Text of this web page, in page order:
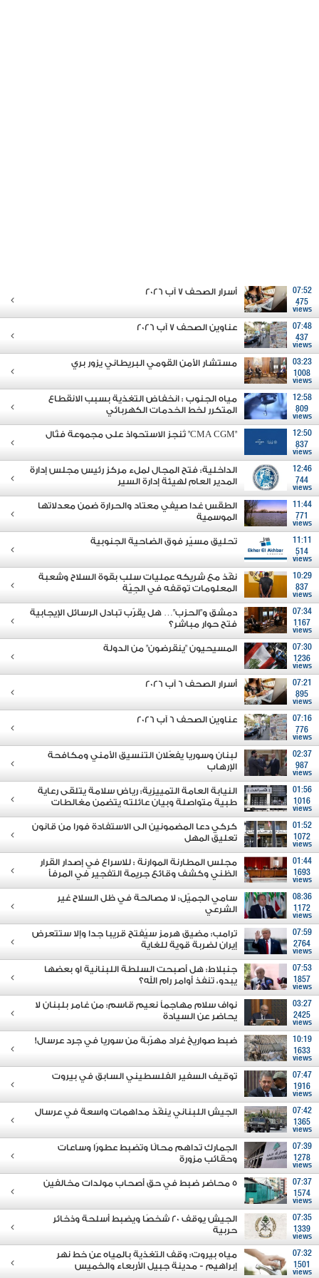
07:52
475
views
أسرار الصحف 7 آب 2026
07:48
437
views
عناوين الصحف 7 آب 2026
03:23
1008
views
مستشار الأمن القومي البريطاني يزور بري
12:58
809
views
مياه الجنوب : انخفاض التغذية بسبب الانقطاع
المتكرر لخط الخدمات الكهربائي
12:50
837
views
"CMA CGM" تُنجز الاستحواذ على مجموعة فتّال
12:46
744
views
الداخلية: فتح المجال لملء مركز رئيس مجلس إدارة
المدير العام لهيئة إدارة السير
11:44
771
views
الطقس غدا صيفي معتاد والحرارة ضمن معدلاتها
الموسمية
11:11
514
views
تحليق مسيّر فوق الضاحية الجنوبية
10:29
837
views
نفّذ مع شريكه عمليات سلب بقوة السلاح وشعبة
المعلومات توقفه في الجِيّة
07:34
1167
views
دمشق و"الحزب"… هل يقرّب تبادل الرسائل الإيجابية
فتح حوار مباشر؟
07:30
1236
views
المسيحيون "ينقرضون" من الدولة
07:21
895
views
أسرار الصحف 6 آب 2026
07:16
776
views
عناوين الصحف 6 آب 2026
02:37
987
views
لبنان وسوريا يفعّلان التنسيق الأمني ومكافحة
الإرهاب
01:56
1016
views
النيابة العامة التمييزية: رياض سلامة يتلقى رعاية
طبية متواصلة وبيان عائلته يتضمن مغالطات
01:52
1072
views
كركي دعا المضمونين الى الاستفادة فورا من قانون
تعليق المهل
01:44
1693
views
مجلس المطارنة الموارنة : للاسراع في إصدار القرار
الظني وكشف وقائع جريمة التفجير في المرفأ
08:36
1172
views
سامي الجميّل: لا مصالحة في ظل السلاح غير
الشرعي
07:59
2764
views
ترامب: مضيق هرمز سيُفتح قريبا جدا وإلا ستتعرض
إيران لضربة قوية للغاية
07:53
1857
views
جنبلاط: هل أصبحت السلطة اللبنانية او بعضها
يبدو، تنفذ أوامر رام الله؟
03:27
2425
views
نواف سلام مهاجماً نعيم قاسم: من غامر بلبنان لا
يحاضر عن السيادة
10:19
1633
views
ضبط صواريخ غراد مهرّبة من سوريا في جرد عرسال!
07:47
1916
views
توقيف السفير الفلسطيني السابق في بيروت
07:42
1365
views
الجيش اللبناني ينفّذ مداهمات واسعة في عرسال
07:39
1278
views
الجمارك تداهم محالًا وتضبط عطورًا وساعات
وحقائب مزورة
07:37
1574
views
5 محاضر ضبط في حق أصحاب مولدات مخالفين
07:35
1339
views
الجيش يوقف 20 شخصًا ويضبط أسلحة وذخائر
حربية
07:32
1501
views
مياه بيروت: وقف التغذية بالمياه عن خط نهر
إبراهيم - مدينة جبيل الأربعاء والخميس